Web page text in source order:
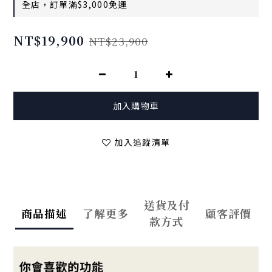
全店，訂單滿$3,000免運
NT$19,900 NT$23,900
加入購物車
加入追蹤清單
商品描述 了解更多
送貨及付
款方式
顧客評價